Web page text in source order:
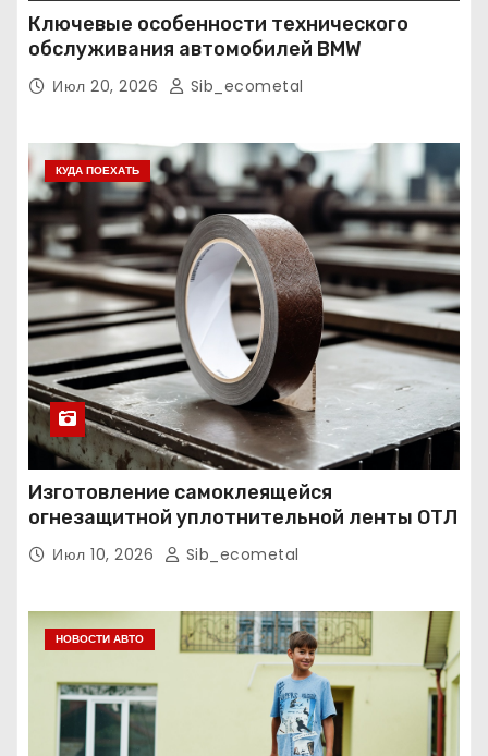
Ключевые особенности технического
обслуживания автомобилей BMW
Июл 20, 2026 Sib_ecometal
КУДА ПОЕХАТЬ
Изготовление самоклеящейся
огнезащитной уплотнительной ленты ОТЛ
Июл 10, 2026 Sib_ecometal
НОВОСТИ АВТО